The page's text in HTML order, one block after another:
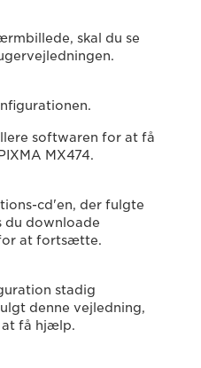
skal du se
softwaren for at få
MX474.
cd'en, der fulgte
du downloade
at fortsætte.
stadig
denne vejledning,
få hjælp.